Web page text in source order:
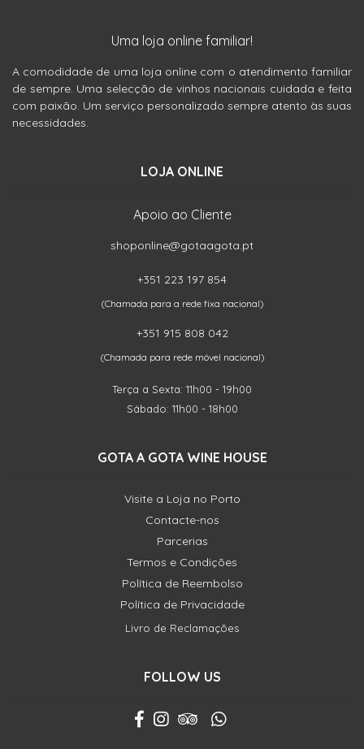
Uma loja online familiar!
A comodidade de uma loja online com o atendimento familiar
de sempre. Uma selecção de vinhos nacionais cuidada e feita
com paixão. Um serviço personalizado sempre atento às suas
necessidades.
LOJA ONLINE
Apoio ao Cliente
shoponline@gotaagota.pt
+351 223 197 854
(Chamada para a rede fixa nacional)
+351 915 808 042
(Chamada para rede móvel nacional)
Terça a Sexta: 11h00 - 19h00
Sábado: 11h00 - 18h00
GOTA A GOTA WINE HOUSE
Visite a Loja no Porto
Contacte-nos
Parcerias
Termos e Condições
Política de Reembolso
Política de Privacidade
Livro de Reclamações
FOLLOW US